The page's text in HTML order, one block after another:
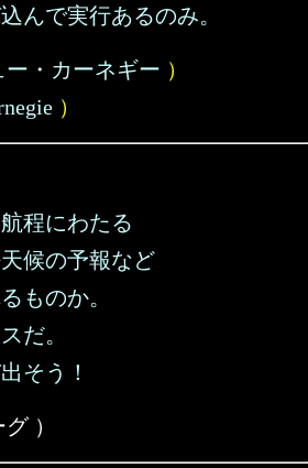
んで実行あるのみ。
ー・カーネギー ）
）
程にわたる
候の予報など
ものか。
だ。
そう！
）